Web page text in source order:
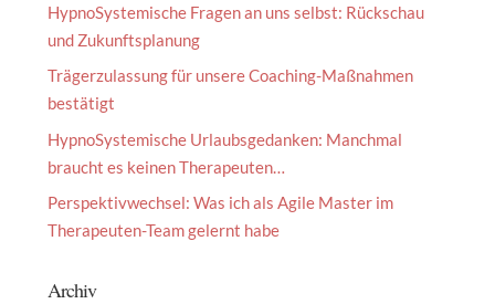
HypnoSystemische Fragen an uns selbst: Rückschau
und Zukunftsplanung
Trägerzulassung für unsere Coaching-Maßnahmen
bestätigt
HypnoSystemische Urlaubsgedanken: Manchmal
braucht es keinen Therapeuten…
Perspektivwechsel: Was ich als Agile Master im
Therapeuten-Team gelernt habe
Archiv